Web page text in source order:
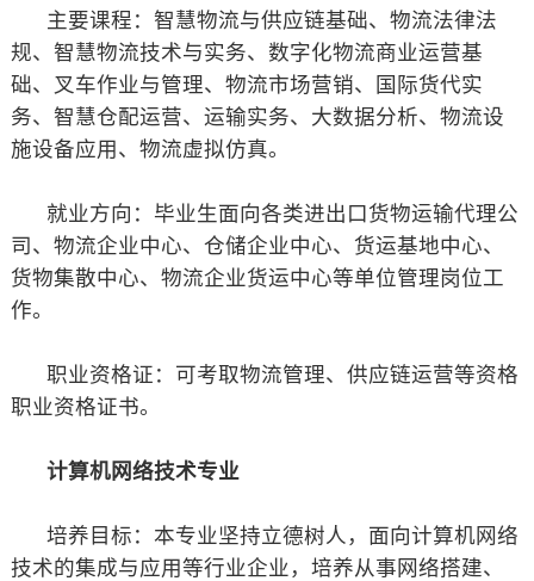
主要课程：智慧物流与供应链基础、物流法律法
规、智慧物流技术与实务、数字化物流商业运营基
础、叉车作业与管理、物流市场营销、国际货代实
务、智慧仓配运营、运输实务、大数据分析、物流设
施设备应用、物流虚拟仿真。
就业方向：毕业生面向各类进出口货物运输代理公
司、物流企业中心、仓储企业中心、货运基地中心、
货物集散中心、物流企业货运中心等单位管理岗位工
作。
职业资格证：可考取物流管理、供应链运营等资格
职业资格证书。
计算机网络技术专业
培养目标：本专业坚持立德树人，面向计算机网络
技术的集成与应用等行业企业，培养从事网络搭建、